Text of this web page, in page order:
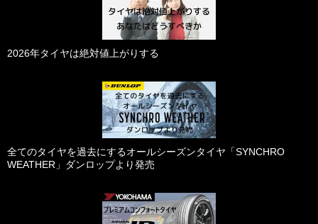
2026年タイヤは絶対値上がりする
全てのタイヤを過去にするオールシーズンタイヤ「SYNCHRO
WEATHER」ダンロップより発売